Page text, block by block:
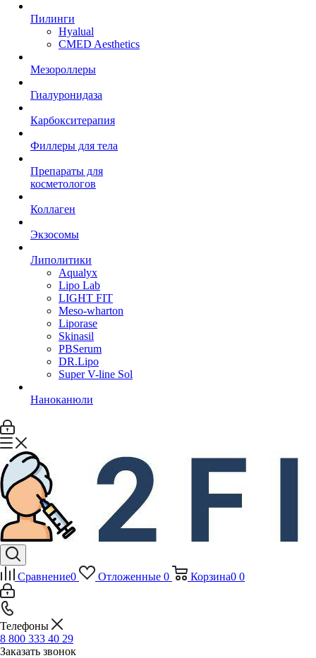
Пилинги
Hyalual
CMED Aesthetics
Мезороллеры
Гиалуронидаза
Карбокситерапия
Филлеры для тела
Препараты для
косметологов
Коллаген
Экзосомы
Липолитики
Aqualyx
Lipo Lab
LIGHT FIT
Meso-wharton
Liporase
Skinasil
PBSerum
DR.Lipo
Super V-line Sol
Наноканюли
Сравнение0 Отложенные 0 Корзина0 0
Телефоны
8 800 333 40 29
Заказать звонок